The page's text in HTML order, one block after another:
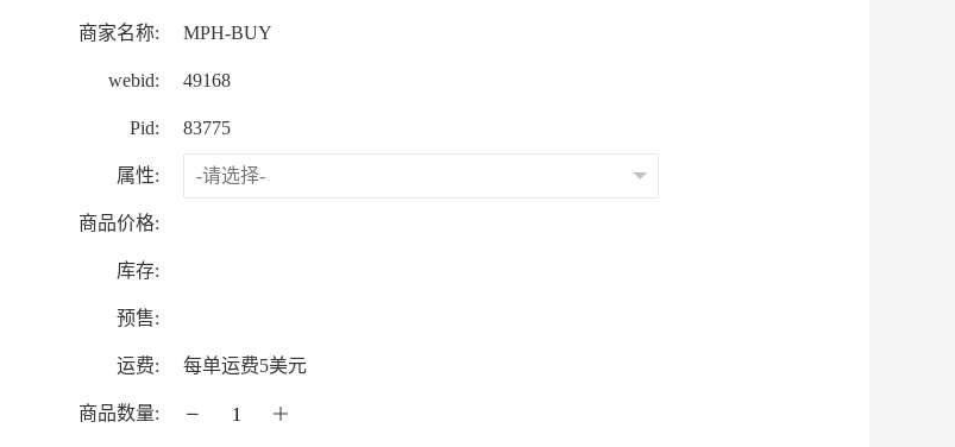
商家名称: MPH-BUY
webid: 49168
Pid: 83775
属性:
商品价格:
库存:
预售:
运费: 每单运费5美元
商品数量: